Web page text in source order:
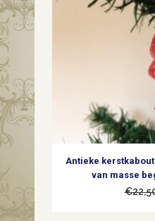
Antieke
van masse
€